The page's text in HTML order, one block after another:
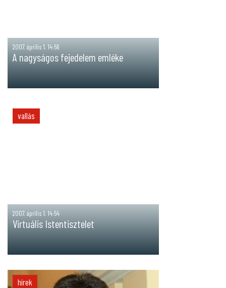
2007. április 1. 14:56
A nagyságos fejedelem emléke
vallás
2007. április 1. 14:54
Virtuális Istentisztelet
hírek